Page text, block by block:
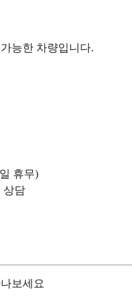
능한 차량입니다.
휴무)
상담
보세요